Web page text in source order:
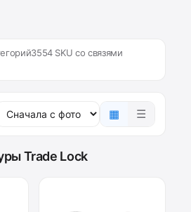
3554 SKU со связями
▦ ☰
Trade Lock